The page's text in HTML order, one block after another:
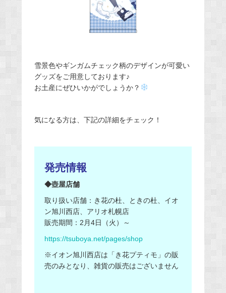
雪景色やギンガムチェック柄のデザインが可愛い
グッズをご用意しております♪
お土産にぜひいかがでしょうか？
気になる方は、下記の詳細をチェック！
発売情報
◆壺屋店舗
取り扱い店舗：き花の杜、ときの杜、イオ
ン旭川西店、アリオ札幌店
販売期間：2月4日（火）～
https://tsuboya.net/pages/shop
※イオン旭川西店は「き花プティモ」の販
売のみとなり、雑貨の販売はございません